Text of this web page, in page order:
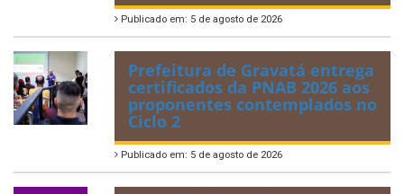
Publicado em: 5 de agosto de 2026
Prefeitura de Gravatá entrega
certificados da PNAB 2026 aos
proponentes contemplados no
Ciclo 2
Publicado em: 5 de agosto de 2026